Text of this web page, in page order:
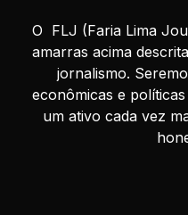
O FLJ (Faria Lima
amarras acima
jornalismo.
econômicas e
um ativo cada vez